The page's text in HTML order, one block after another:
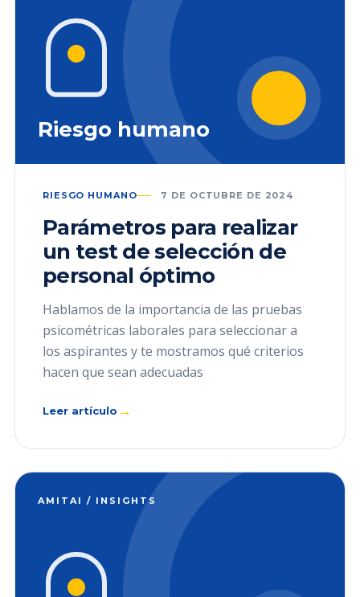
Riesgo humano
RIESGO HUMANO 7 DE OCTUBRE DE 2024
Parámetros para realizar
un test de selección de
personal óptimo
Hablamos de la importancia de las pruebas
psicométricas laborales para seleccionar a
los aspirantes y te mostramos qué criterios
hacen que sean adecuadas
Leer artículo →
AMITAI / INSIGHTS